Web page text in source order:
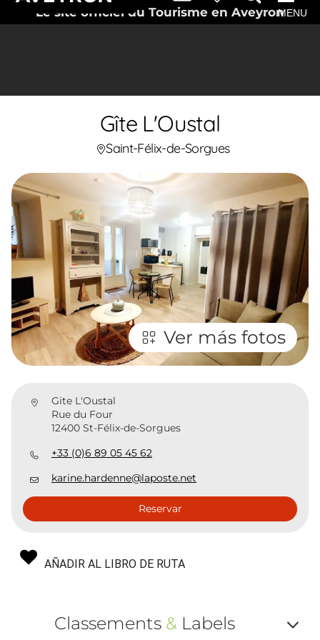
Le site officiel du Tourisme en AveyronMENU
Gîte L'Oustal
Saint-Félix-de-Sorgues
Ver más fotos
Gite L'Oustal
Rue du Four
12400 St-Félix-de-Sorgues
+33 (0)6 89 05 45 62
karine.hardenne@laposte.net
Reservar
AÑADIR AL LIBRO DE RUTA
Classements &Labels